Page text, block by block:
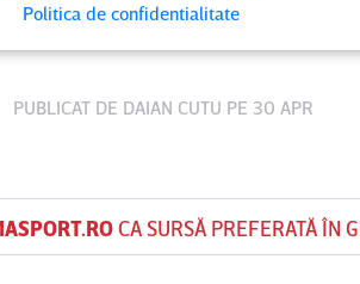
PUBLICAT DE DAIAN CUTU PE 30 APR
CA SURSĂ PREFERATĂ ÎN
Politica de confidentialitate